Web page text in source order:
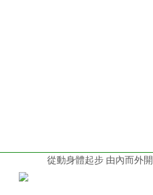
從動身體起步 由內而外